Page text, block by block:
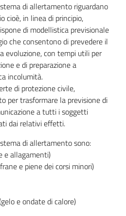
di allertamento riguardano
cioè, in linea di principio,
di modellistica previsionale
che consentono di prevedere il
evoluzione, con tempi utili per
e di preparazione a
incolumità.
di protezione civile,
per trasformare la previsione di
a tutti i soggetti
dai relativi effetti.
di allertamento sono:
e allagamenti)
e piene dei corsi minori)
e ondate di calore)